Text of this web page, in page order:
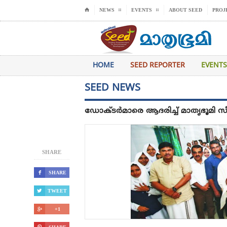
⌂ NEWS EVENTS ABOUT SEED
HOME SEED REPORTER EVENTS
SHARE
 SHARE
 TWEET
 +1
SEED NEWS
ഡോക്ടർമാരെ ആദരിച്ച് മാതൃഭൂമി